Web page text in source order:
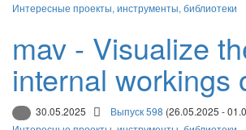
Интересные проекты, инструменты, библиотеки
mav - Visualize
internal workings
30.05.2025 Выпуск 598 (26.05.2025 -